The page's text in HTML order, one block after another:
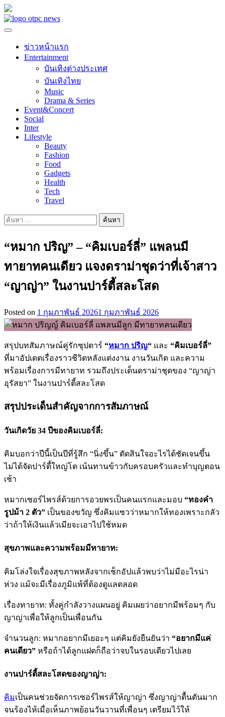
Skip
to
ข่าวหน้าแรก
Entertainment
บันเทิงต่างประเทศ
บันเทิงไทย
Music
Drama & Series
Event&Concert
Social
Inter
Lifestyle
Beauty
Fashion
Food
Gadgets
Health
Tech
Travel
ค้นหา
“หมาก ปริญ” – “คิมเบอร์ลี่” แพลนมี
ทายาทคนเดียว แจงดราม่าชุดว่าที่เจ้าสาว
“ญาญ่า” ในงานปาร์ตี้สละโสด
Posted on 1 กุมภาพันธ์ 20261 กุมภาพันธ์ 2026
สรุปบทสัมภาษณ์คู่รักซุปตาร์ “หมาก ปริญ“ และ “คิมเบอร์ลี่”
ที่มาอัปเดตเรื่องราวชีวิตหลังแต่งงาน งานวันเกิด และความ
พร้อมเรื่องการมีทายาท รวมถึงประเด็นดราม่าชุดของ “ญาญ่า
อุรัสยา” ในงานปาร์ตี้สละโสด
สรุปประเด็นสำคัญจากการสัมภาษณ์
วันเกิดวัย 34 ปีของคิมเบอร์ลี่:
คิมบอกว่าปีนี้เป็นปีที่รู้สึก “นิ่งขึ้น” ตัดสินใจอะไรได้ชัดเจนขึ้น
ไม่ได้จัดปาร์ตี้ใหญ่โต เน้นทานข้าวกับครอบครัวและทำบุญตอน
เช้า
หมากเซอร์ไพรส์ด้วยการอวยพรเป็นคนแรกและมอบ “ทองคำ
รูปม้า 2 ตัว” เป็นของขวัญ ซึ่งคิมแซวว่าหมากให้ทองเพราะกลัว
ว่าถ้าให้เงินแล้วเมียจะเอาไปใช้หมด
สุขภาพและความพร้อมมีทายาท:
คิมโล่งใจเรื่องสุขภาพหลังจากเช็กอัปแล้วพบว่าไม่มีอะไรน่า
ห่วง แม้จะมีเรื่องภูมิแพ้ที่ต้องดูแลตลอด
เรื่องทายาท: ทั้งคู่กำลังวางแผนอยู่ คิมเผยว่าอยากมีพร้อมๆ กับ
ญาญ่าเพื่อให้ลูกเป็นเพื่อนกัน
จำนวนลูก: หมากอยากมีเยอะๆ แต่คิมยังยืนยันว่า “อยากมีแค่
คนเดียว” หรือถ้าได้ลูกแฝดก็ถือว่าจบในรอบเดียวไปเลย
งานปาร์ตี้สละโสดของญาญ่า:
คิมเป็นคนช่วยจัดการเซอร์ไพรส์ให้ญาญ่า ซึ่งญาญ่าตื้นตันมาก
จนร้องไห้เมื่อเห็นภาพย้อนวันวานที่เพื่อนๆ เตรียมไว้ให้